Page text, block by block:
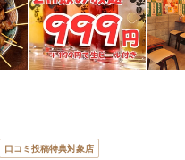
口コミ投稿特典対象店